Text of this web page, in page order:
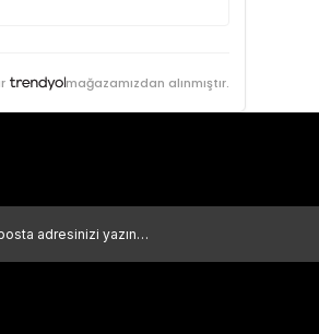
mağazamızdan alınmıştır.